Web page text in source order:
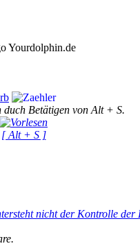
duch Betätigen von Alt + S.
[ Alt + S ]
nicht der Kontrolle